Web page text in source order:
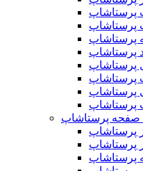
پرستاشاپ
پرستاشاپ
پرستاشاپ
پرستاشاپ
پرستاشاپ
پرستاشاپ
پرستاشاپ
پرستاشاپ
پرستاشاپ
پرستاشاپ